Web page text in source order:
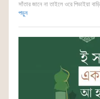
সাঁতার জানে না তাইলে ওরে পিডাইয়া
পড়ুন